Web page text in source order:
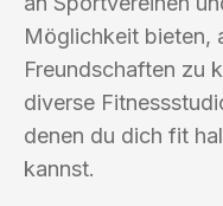
Möglichkeit bieten,
Freundschaften zu
diverse
denen du dich fit
kannst.